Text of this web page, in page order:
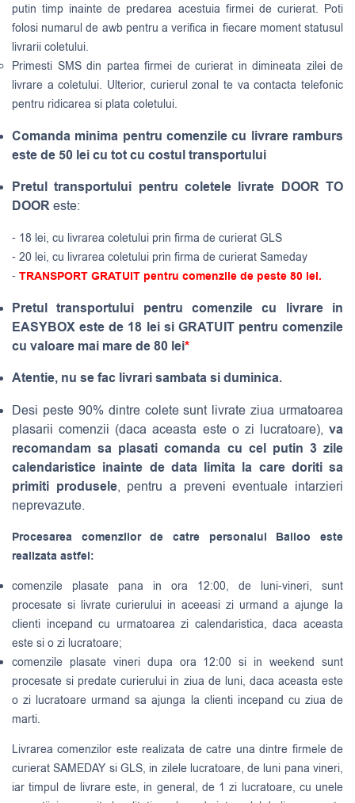
putin timp inainte de predarea acestuia firmei de curierat. Poti
folosi numarul de awb pentru a verifica in fiecare moment statusul
livrarii coletului.
Primesti SMS din partea firmei de curierat in dimineata zilei de
livrare a coletului. Ulterior, curierul zonal te va contacta telefonic
pentru ridicarea si plata coletului.
Comanda minima pentru comenzile cu livrare ramburs
este de 50 lei cu tot cu costul transportului
Pretul transportului pentru coletele livrate DOOR TO
DOOReste:
- 18 lei, cu livrarea coletului prin firma de curierat GLS
- 20 lei, cu livrarea coletului prin firma de curierat Sameday
- TRANSPORT GRATUIT pentru comenzile de peste 80 lei.
Pretul transportului pentru comenzile cu livrare in
EASYBOX este de 18 lei si GRATUIT pentru comenzile
cu valoare mai mare de 80 lei*
Atentie, nu se fac livrari sambata si duminica.
Desi peste 90% dintre colete sunt livrate ziua urmatoarea
plasarii comenzii (daca aceasta este o zi lucratoare), va
recomandam sa plasati comanda cu cel putin 3 zile
calendaristice inainte de data limita la care doriti sa
primiti produsele, pentru a preveni eventuale intarzieri
neprevazute.
Procesarea comenzilor de catre personalul Balloo este
realizata astfel:
comenzile plasate pana in ora 12:00, de luni-vineri, sunt
procesate si livrate curierului in aceeasi zi urmand a ajunge la
clienti incepand cu urmatoarea zi calendaristica, daca aceasta
este si o zi lucratoare;
comenzile plasate vineri dupa ora 12:00 si in weekend sunt
procesate si predate curierului in ziua de luni, daca aceasta este
o zi lucratoare urmand sa ajunga la clienti incepand cu ziua de
marti.
Livrarea comenzilor este realizata de catre una dintre firmele de
curieratSAMEDAY si GLS, in zilele lucratoare, de luni pana vineri,
iar timpul de livrare este, in general, de 1 zi lucratoare, cu unele